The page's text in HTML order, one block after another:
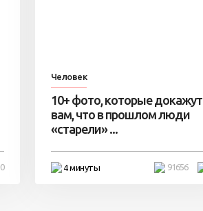
0
Человек
10+ фото, которые докажут
вам, что в прошлом люди
«старели» ...
4 минуты 91656